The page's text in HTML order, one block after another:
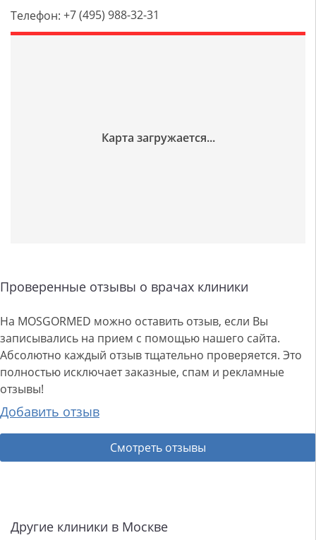
Телефон: +7 (495) 988-32-31
Проверенные отзывы о врачах клиники
На MOSGORMED можно оставить отзыв, если Вы
записывались на прием с помощью нашего сайта.
Абсолютно каждый отзыв тщательно проверяется. Это
полностью исключает заказные, спам и рекламные
отзывы!
Добавить отзыв
Смотреть отзывы
Другие клиники в Москве